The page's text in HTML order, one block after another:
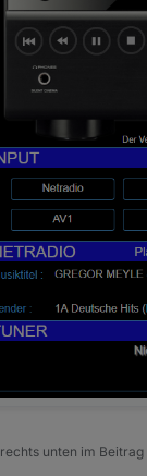
unten im